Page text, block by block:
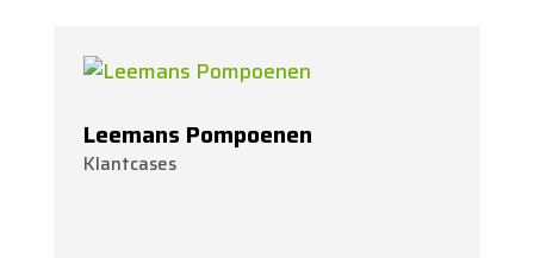
Leemans Pompoenen
Klantcases